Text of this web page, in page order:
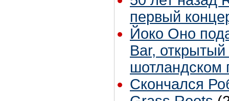
первый
Йоко Оно
Bar,
шотландском
Скончался